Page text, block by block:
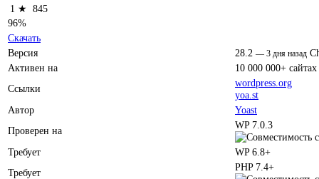
1 ★ 845
96%
Скачать
Версия
28.2 — 3 дня назад
Активен на
10 000 000+ сайтах
Ссылки
wordpress.org
yoa.st
Автор
Yoast
Проверен на
WP 7.0.3
Требует
WP 6.8+
Требует
PHP 7.4+